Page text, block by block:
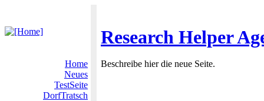
Research Helper
Home
Neues
TestSeite
DorfTratsch
Beschreibe hier die neue Seite.